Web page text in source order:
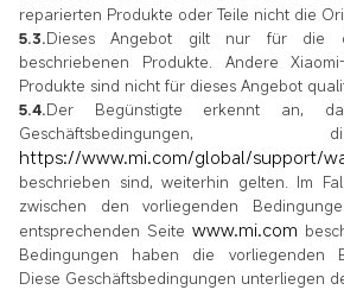
reparierten Produkte oder Teile nicht die
5.3.Dieses Angebot gilt nur für die
beschriebenen Produkte. Andere
Produkte sind nicht für dieses Angebot
5.4.Der Begünstigte erkennt an,
https://www.mi.com/global/support/
beschrieben sind, weiterhin gelten. Im
zwischen den vorliegenden
entsprechenden Seite www.mi.com
Bedingungen haben die vorliegenden
Diese Geschäftsbedingungen unterliegen